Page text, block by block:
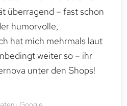
überragend – fast schon
humorvolle,
hat mich mehrmals laut
weiter so – ihr
unter den Shops!